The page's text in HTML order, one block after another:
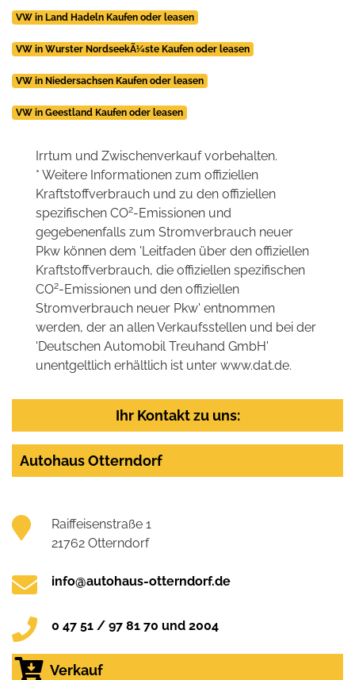
VW in Land Hadeln Kaufen oder leasen
VW in Wurster NordseekÃ¼ste Kaufen oder leasen
VW in Niedersachsen Kaufen oder leasen
VW in Geestland Kaufen oder leasen
Irrtum und Zwischenverkauf vorbehalten.
* Weitere Informationen zum offiziellen
Kraftstoffverbrauch und zu den offiziellen
spezifischen CO2-Emissionen und
gegebenenfalls zum Stromverbrauch neuer
Pkw können dem 'Leitfaden über den offiziellen
Kraftstoffverbrauch, die offiziellen spezifischen
CO2-Emissionen und den offiziellen
Stromverbrauch neuer Pkw' entnommen
werden, der an allen Verkaufsstellen und bei der
'Deutschen Automobil Treuhand GmbH'
unentgeltlich erhältlich ist unter www.dat.de.
Ihr Kontakt zu uns:
Autohaus Otterndorf
Raiffeisenstraße 1
21762 Otterndorf
info@autohaus-otterndorf.de
0 47 51 / 97 81 70 und 2004
Verkauf